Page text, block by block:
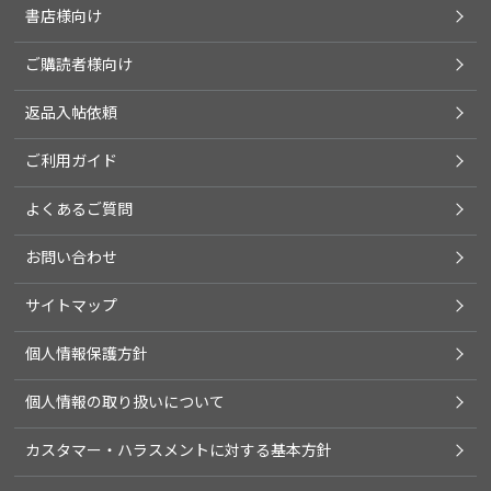
書店様向け
ご購読者様向け
返品入帖依頼
ご利用ガイド
よくあるご質問
お問い合わせ
サイトマップ
個人情報保護方針
個人情報の取り扱いについて
カスタマー・ハラスメントに対する基本方針